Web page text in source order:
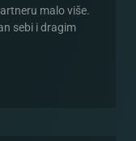
malo više.
sebi i dragim